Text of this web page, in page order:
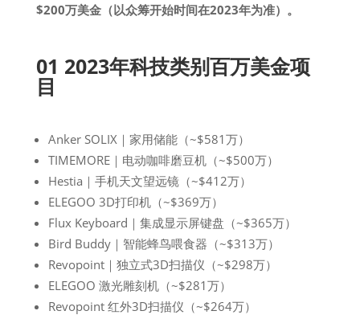
$200万美金（以众筹开始时间在2023年为准）。
01 2023年科技类别百万美金项
目
Anker SOLIX｜家用储能（~$581万）
TIMEMORE｜电动咖啡磨豆机（~$500万）
Hestia｜手机天文望远镜（~$412万）
ELEGOO 3D打印机（~$369万）
Flux Keyboard｜集成显示屏键盘（~$365万）
Bird Buddy｜智能蜂鸟喂食器（~$313万）
Revopoint｜独立式3D扫描仪（~$298万）
ELEGOO 激光雕刻机（~$281万）
Revopoint 红外3D扫描仪（~$264万）